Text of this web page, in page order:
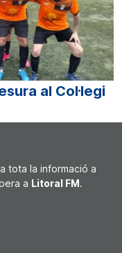
al Col·legi
tota la informació a
a Litoral FM.